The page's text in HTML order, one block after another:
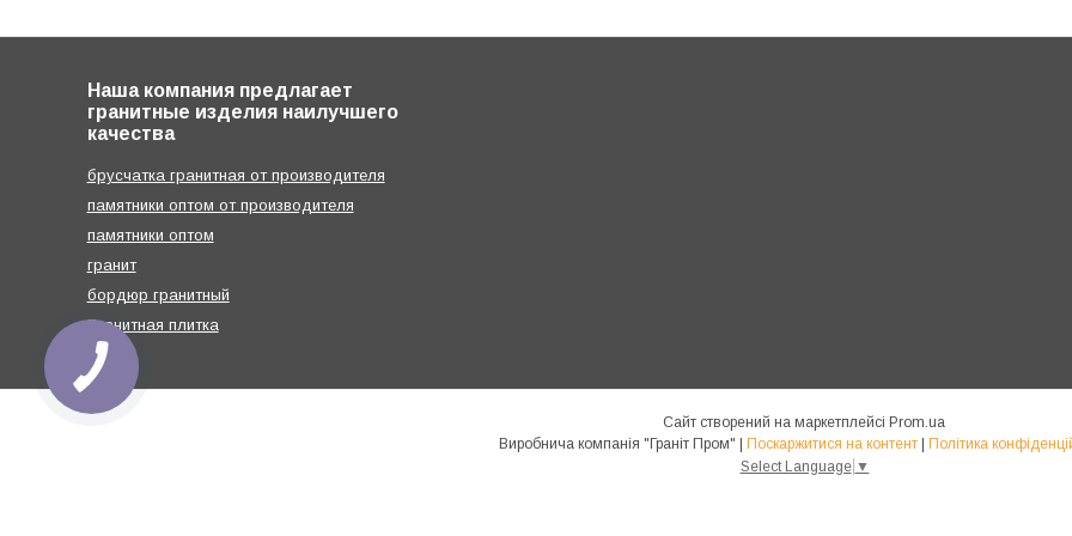
Наша компания предлагает
гранитные изделия наилучшего
качества
брусчатка гранитная от производителя
памятники оптом от производителя
памятники оптом
гранит
бордюр гранитный
Гранитная плитка
Сайт створений на маркетплейсі Prom.ua
Виробнича компанія "Граніт Пром" | Поскаржитися на контент | Політика
Select Language ▼